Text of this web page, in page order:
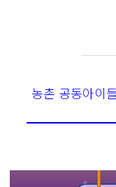
농촌 공동아이